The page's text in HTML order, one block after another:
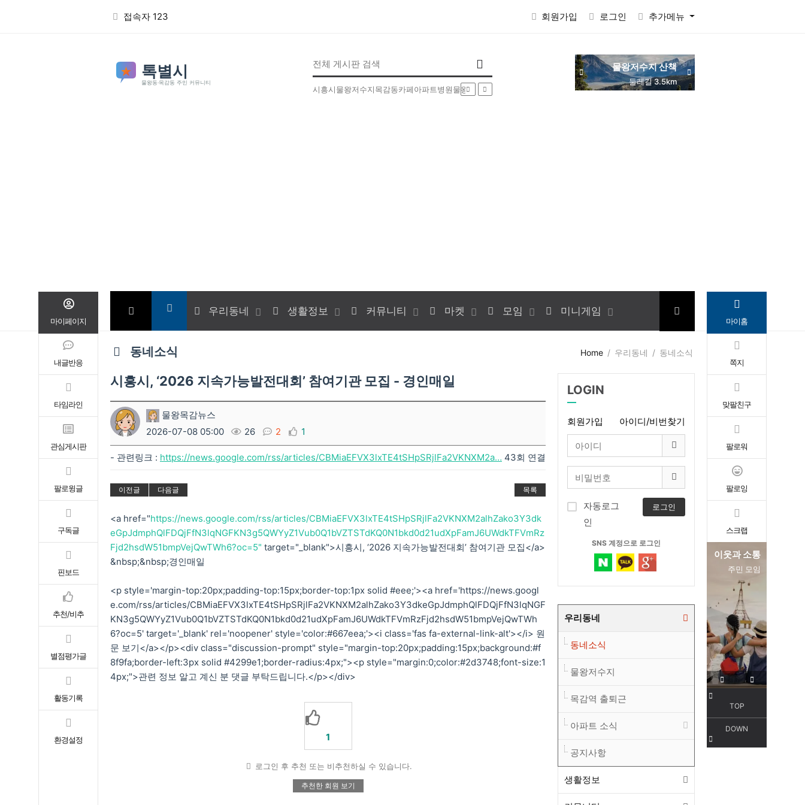
접속자 123
회원가입 로그인 추가메뉴
인기검색어
시흥시물왕저수지목감동카페아파트병원물왕동 부동산 5EXTRACTVALUE6937CONCAT0x7eSELECTELT6937693710x7e-
물왕저수지 산책
둘레길 3.5km
우리동네 생활정보 커뮤니티 마켓 모임 미니게임
동네소식 Home 우리동네 동네소식
마이페이지
내글반응
타임라인
관심게시판
팔로윙글
구독글
핀보드
추천/비추
별점평가글
활동기록
환경설정
마이홈
쪽지
맞팔친구
팔로워
팔로잉
스크랩
이웃과 소통
주민 모임
편리한 교통
서해선
TOP
DOWN
시흥시, ‘2026 지속가능발전대회’ 참여기관 모집 - 경인매일
물왕목감뉴스
2026-07-08 05:00
26 2 1
- 관련링크 : https://news.google.com/rss/articles/CBMiaEFVX3lxTE4tSHpSRjlFa2VKNXM2a… 43회 연결
이전글 다음글 목록
<a href="https://news.google.com/rss/articles/CBMiaEFVX3lxTE4tSHpSRjlFa2VKNXM2alhZako3Y3dk
eGpJdmphQlFDQjFfN3lqNGFKN3g5QWYyZ1Vub0Q1bVZTSTdKQ0N1bkd0d21udXpFamJ6UWdkTFVmRz
Fjd2hsdW51bmpVejQwTWh6?oc=5" target="_blank">시흥시, ‘2026 지속가능발전대회’ 참여기관 모집</a>
&nbsp;&nbsp;경인매일
<p style='margin-top:20px;padding-top:15px;border-top:1px solid #eee;'><a href='https://news.googl
e.com/rss/articles/CBMiaEFVX3lxTE4tSHpSRjlFa2VKNXM2alhZako3Y3dkeGpJdmphQlFDQjFfN3lqNGF
KN3g5QWYyZ1Vub0Q1bVZTSTdKQ0N1bkd0d21udXpFamJ6UWdkTFVmRzFjd2hsdW51bmpVejQwTWh
6?oc=5' target='_blank' rel='noopener' style='color:#667eea;'><i class='fas fa-external-link-alt'></i> 원
문 보기</a></p><div class="discussion-prompt" style="margin-top:20px;padding:15px;background:#f
8f9fa;border-left:3px solid #4299e1;border-radius:4px;"><p style="margin:0;color:#2d3748;font-size:1
4px;">관련 정보 알고 계신 분 댓글 부탁드립니다.</p></div>
1
로그인 후 추천 또는 비추천하실 수 있습니다.
추천한 회원 보기
LOGIN
회원가입 아이디/비번찾기
자동로그
인
로그인
SNS 계정으로 로그인
우리동네
동네소식
물왕저수지
목감역 출퇴근
아파트 소식
공지사항
생활정보